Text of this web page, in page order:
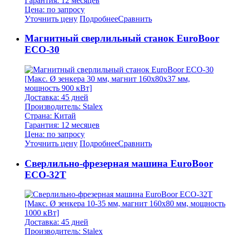
Цена: по запросу
Уточнить цену ПодробнееСравнить
Магнитный сверлильный станок EuroBoor
ECO-30
[Макс. Ø зенкера 30 мм, магнит 160х80х37 мм,
мощность 900 кВт]
Доставка: 45 дней
Производитель: Stalex
Страна: Китай
Гарантия: 12 месяцев
Цена: по запросу
Уточнить цену ПодробнееСравнить
Cверлильно-фрезерная машина EuroBoor
ECO-32T
[Макс. Ø зенкера 10-35 мм, магнит 160х80 мм, мощность
1000 кВт]
Доставка: 45 дней
Производитель: Stalex